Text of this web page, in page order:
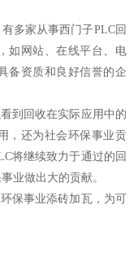
多家从事西门子PLC回
如网站、在线平台、电
备资质和良好信誉的企
到回收在实际应用中的
，还为社会环保事业贡
将继续致力于通过的回
业做出大的贡献。
保事业添砖加瓦，为可